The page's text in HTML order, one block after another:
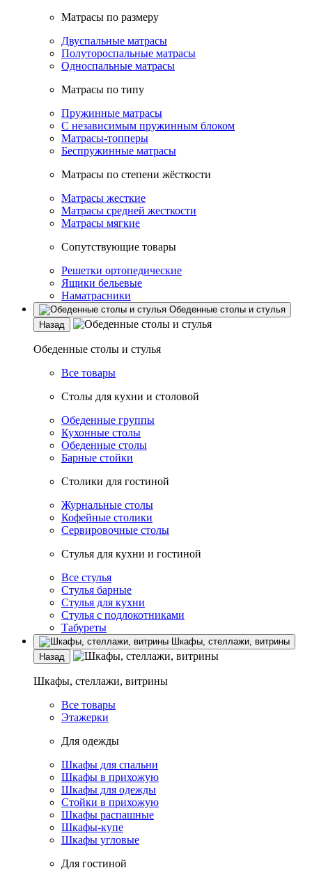
Матрасы по размеру
Двуспальные матрасы
Полутороспальные матрасы
Односпальные матрасы
Матрасы по типу
Пружинные матрасы
С независимым пружинным блоком
Матрасы-топперы
Беспружинные матрасы
Матрасы по степени жёсткости
Матрасы жесткие
Матрасы средней жесткости
Матрасы мягкие
Сопутствующие товары
Решетки ортопедические
Ящики бельевые
Наматрасники
Обеденные столы и стулья
Назад
Обеденные столы и стулья
Все товары
Столы для кухни и столовой
Обеденные группы
Кухонные столы
Обеденные столы
Барные стойки
Столики для гостиной
Журнальные столы
Кофейные столики
Сервировочные столы
Стулья для кухни и гостиной
Все стулья
Стулья барные
Стулья для кухни
Стулья с подлокотниками
Табуреты
Шкафы, стеллажи, витрины
Назад
Шкафы, стеллажи, витрины
Все товары
Этажерки
Для одежды
Шкафы для спальни
Шкафы в прихожую
Шкафы для одежды
Стойки в прихожую
Шкафы распашные
Шкафы-купе
Шкафы угловые
Для гостиной